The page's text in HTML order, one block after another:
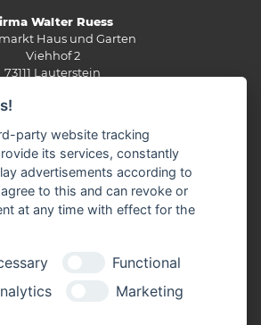
Walter Ruess
Haus und Garten
Viehhof 2
73111 Lauterstein
07332 / 3337
info(at)wruess.de
Öffnungszeiten:
Montag - Freitag:
8.30 - 12.30 Uhr
Samstag:
8.30 - 12.30 Uhr
party website tracking
its services, constantly
advertisements according to
to this and can revoke or
at any time with effect for the
Functional
Marketing